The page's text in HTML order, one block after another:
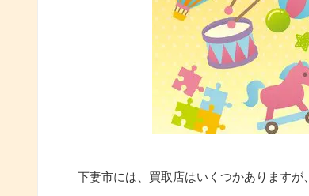
下妻市には、買取店はいくつかありますが、